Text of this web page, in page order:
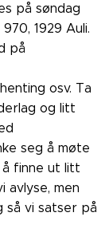
på søndag
1929 Auli.
på
osv. Ta
og litt
seg å møte
finne ut litt
avlyse, men
vi satser på